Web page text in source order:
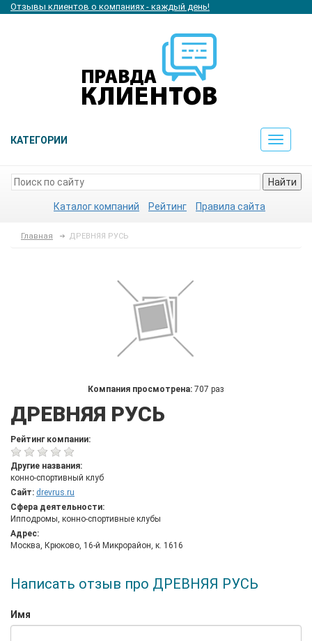
Отзывы клиентов о компаниях - каждый день!
КАТЕГОРИИ
Toggle
Найти
Каталог компаний Рейтинг Правила сайта
Главная ДРЕВНЯЯ РУСЬ
Компания просмотрена: 707 раз
ДРЕВНЯЯ РУСЬ
Рейтинг компании:
Другие названия:
конно-спортивный клуб
Сайт: drevrus.ru
Сфера деятельности:
Ипподромы, конно-спортивные клубы
Адрес:
Москва, Крюково, 16-й Микрорайон, к. 1616
Написать отзыв про ДРЕВНЯЯ РУСЬ
Имя